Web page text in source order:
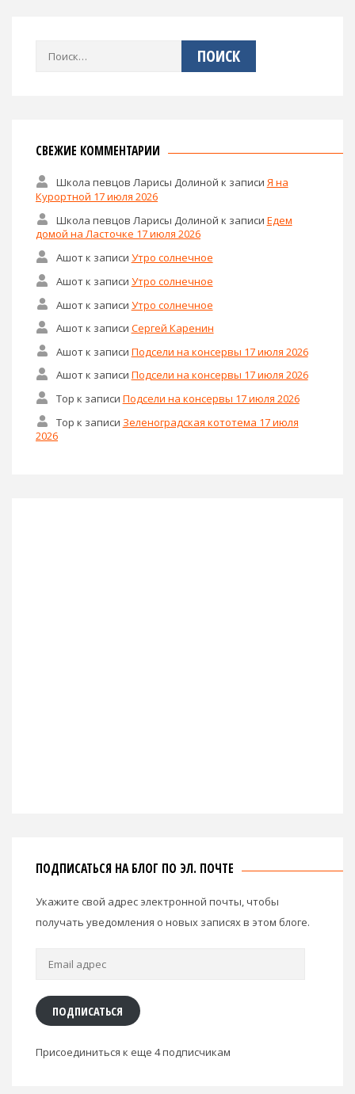
Найти:
СВЕЖИЕ КОММЕНТАРИИ
Школа певцов Ларисы Долиной к записи Я на
Курортной 17 июля 2026
Школа певцов Ларисы Долиной к записи Едем
домой на Ласточке 17 июля 2026
Ашотк записи Утро солнечное
Ашотк записи Утро солнечное
Ашотк записи Утро солнечное
Ашотк записи Сергей Каренин
Ашотк записи Подсели на консервы 17 июля 2026
Ашотк записи Подсели на консервы 17 июля 2026
Тор к записи Подсели на консервы 17 июля 2026
Тор к записи Зеленоградская кототема 17 июля
2026
ПОДПИСАТЬСЯ НА БЛОГ ПО ЭЛ. ПОЧТЕ
Укажите свой адрес электронной почты, чтобы
получать уведомления о новых записях в этом блоге.
Email
ПОДПИСАТЬСЯ
Присоединиться к еще 4 подписчикам